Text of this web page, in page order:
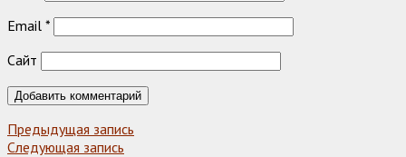
Email *
Сайт
Предыдущая запись
Следующая запись